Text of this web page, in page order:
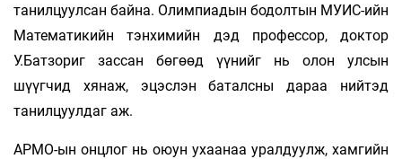
танилцуулсан байна. Олимпиадын бодолтын МУИС-ийн
Математикийн тэнхимийн дэд профессор, доктор
У.Батзориг зассан бөгөөд үүнийг нь олон улсын
шүүгчид хянаж, эцэслэн баталсны дараа нийтэд
танилцуулдаг аж.
АРМО-ын онцлог нь оюун ухаанаа уралдуулж, хамгийн